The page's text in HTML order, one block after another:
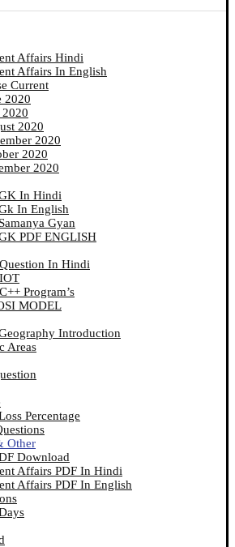
Affairs Hindi
Affairs In English
Current
2020
2020
2020
2020
2020
In Hindi
In English
Gyan
PDF ENGLISH
In Hindi
Program’s
MODEL
Introduction
Areas
Percentage
Other
Download
Affairs PDF In Hindi
Affairs PDF In English